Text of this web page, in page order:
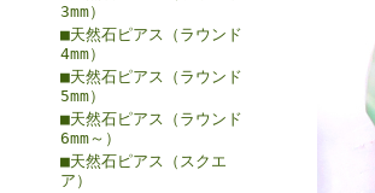
3mm）
■天然石ピアス（ラウンド
4mm）
■天然石ピアス（ラウンド
5mm）
■天然石ピアス（ラウンド
6mm～）
■天然石ピアス（スクエ
ア）